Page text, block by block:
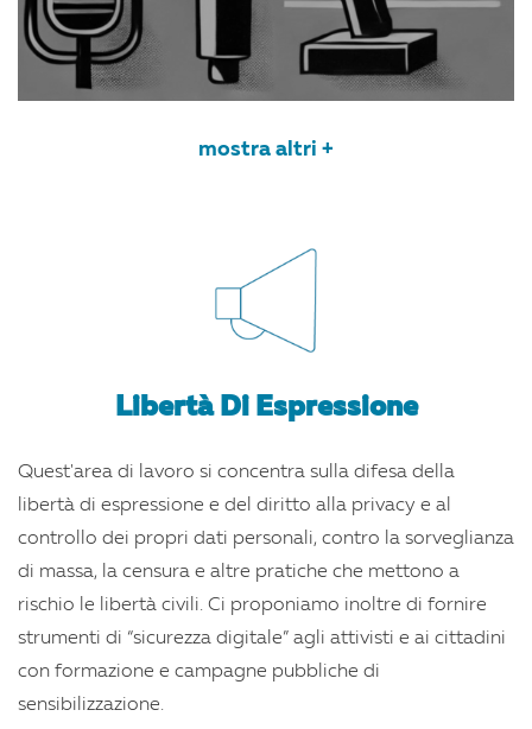
mostra altri +
Libertà Di Espressione
Quest'area di lavoro si concentra sulla difesa della
libertà di espressione e del diritto alla privacy e al
controllo dei propri dati personali, contro la sorveglianza
di massa, la censura e altre pratiche che mettono a
rischio le libertà civili. Ci proponiamo inoltre di fornire
strumenti di “sicurezza digitale” agli attivisti e ai cittadini
con formazione e campagne pubbliche di
sensibilizzazione.